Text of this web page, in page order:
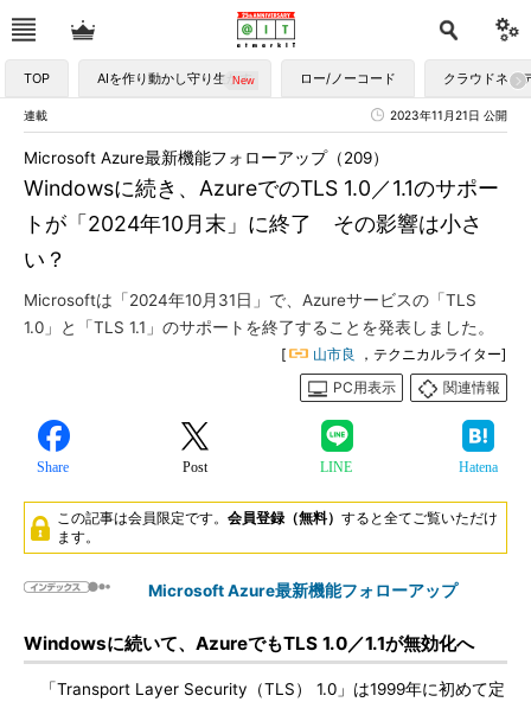
TOP AIを作り動かし守り生かす ロー/ノーコード クラウドネイ
連載 2023年11月21日 公開
Windowsに続き、AzureでのTLS 1.0／1.1のサポー
トが「2024年10月末」に終了 その影響は小さ
い？
Microsoft Azure最新機能フォローアップ（209）
Microsoftは「2024年10月31日」で、Azureサービスの「TLS
1.0」と「TLS 1.1」のサポートを終了することを発表しました。
[ 山市良
，テクニカルライター]
PC用表示
関連情報
Share Post LINE Hatena
この記事は会員限定です。 会員登録（無料） すると全てご覧いただけ
ます。
Microsoft Azure最新機能フォローアップ
Windowsに続いて、AzureでもTLS 1.0／1.1が無効化へ
「Transport Layer Security（TLS） 1.0」は1999年に初めて定